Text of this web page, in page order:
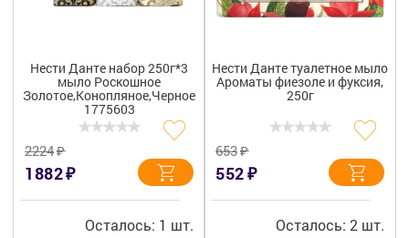
Нести Данте набор 250г*3
мыло Роскошное
Золотое,Конопляное,Черное
1775603
2224₽
1882₽
Осталось: 1 шт.
Нести Данте туалетное мыло
Ароматы фиезоле и фуксия,
250г
653₽
552₽
Осталось: 2 шт.